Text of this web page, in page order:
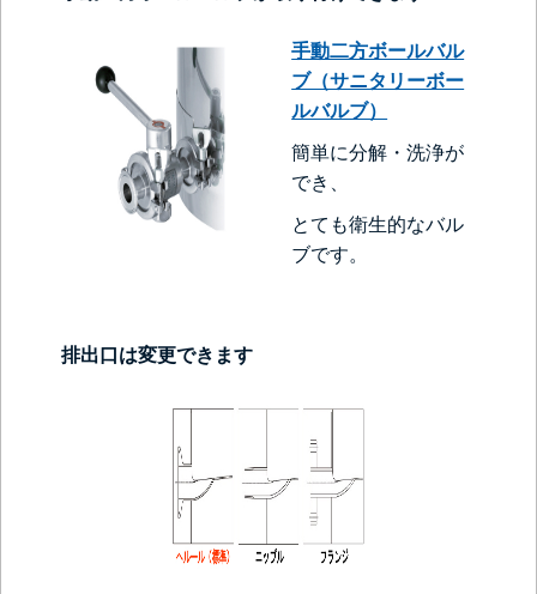
手動二方ボールバル
ブ（サニタリーボー
ルバルブ）
簡単に分解・洗浄が
でき、
とても衛生的なバル
ブです。
排出口は変更できます